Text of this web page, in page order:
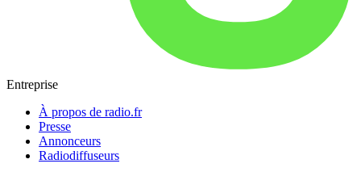
Entreprise
À propos de radio.fr
Presse
Annonceurs
Radiodiffuseurs